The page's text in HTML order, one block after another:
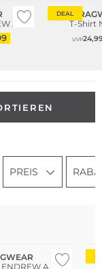
A
DEAL
T-Shirt
UVP
PREIS
A